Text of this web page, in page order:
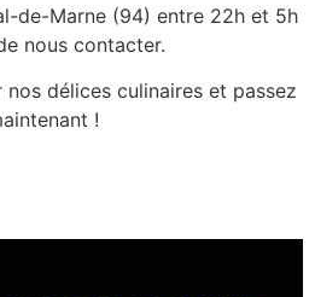
de-Marne (94) entre 22h et 5h
nous contacter.
délices culinaires et passez
!